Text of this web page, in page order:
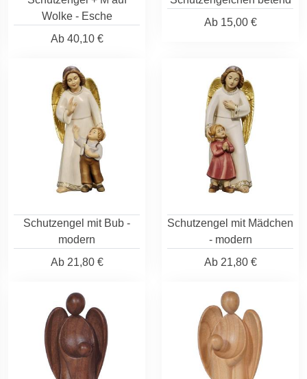
Wolke - Esche
Ab40,10 €
Ab15,00 €
Schutzengel mit Bub -
modern
Ab21,80 €
Schutzengel mit Mädchen
- modern
Ab21,80 €